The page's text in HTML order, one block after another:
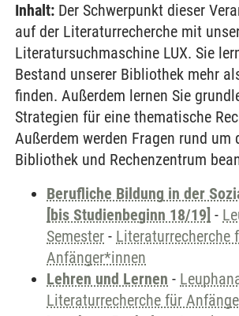
Inhalt: Der Schwerpunkt dieser
auf der Literaturrecherche mit
Literatursuchmaschine LUX. Sie
Bestand unserer Bibliothek mehr
finden. Außerdem lernen Sie
Strategien für eine thematische
Außerdem werden Fragen rund um
Bibliothek und Rechenzentrum
Berufliche Bildung in der
[bis Studienbeginn 18/19] -
Semester - Literaturrecherche
Anfänger*innen
Lehren und Lernen -
Literaturrecherche für